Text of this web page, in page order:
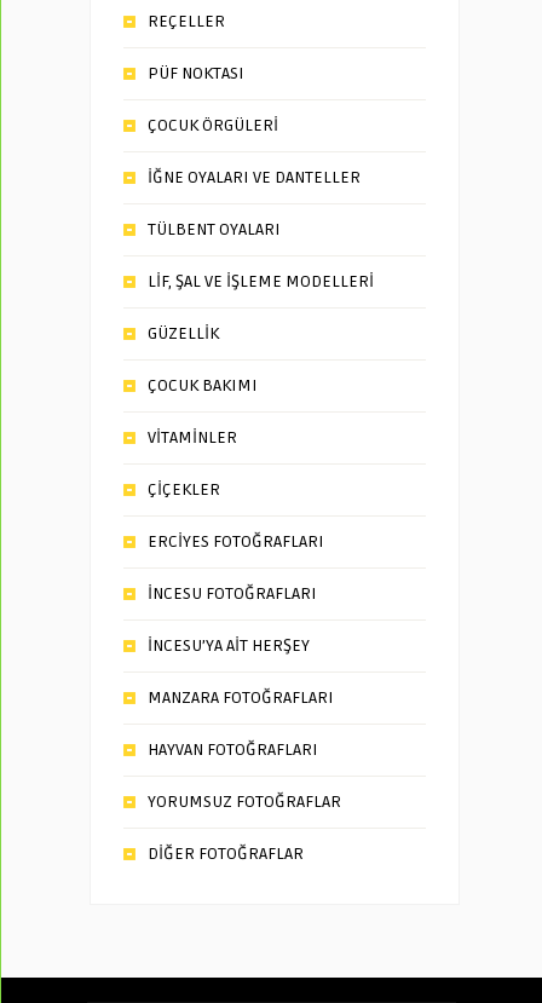
REÇELLER
PÜF NOKTASI
ÇOCUK ÖRGÜLERİ
İĞNE OYALARI VE DANTELLER
TÜLBENT OYALARI
LİF, ŞAL VE İŞLEME MODELLERİ
GÜZELLİK
ÇOCUK BAKIMI
VİTAMİNLER
ÇİÇEKLER
ERCİYES FOTOĞRAFLARI
İNCESU FOTOĞRAFLARI
İNCESU’YA AİT HERŞEY
MANZARA FOTOĞRAFLARI
HAYVAN FOTOĞRAFLARI
YORUMSUZ FOTOĞRAFLAR
DİĞER FOTOĞRAFLAR